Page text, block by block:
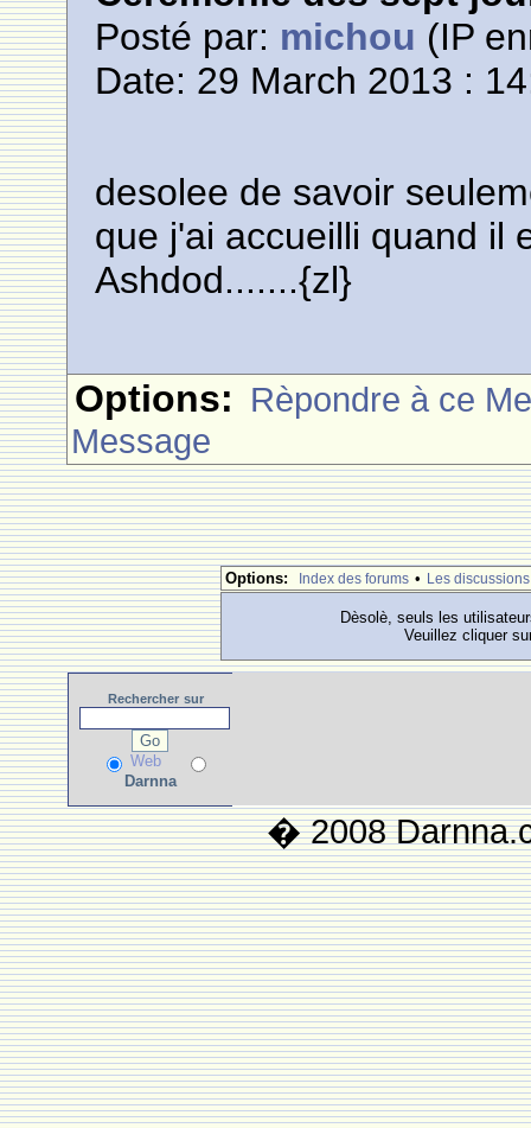
Posté par: michou (IP
Date: 29 March 2013 :
desolee de savoir
que j'ai accueilli quand il
Ashdod.......{zl}
Options: Rèpondre à ce
Message
Options: Index des forums • Les discussions
Dèsolè, seuls les
Veuillez cliquer
Rechercher sur
Web
Darnna
� 2008